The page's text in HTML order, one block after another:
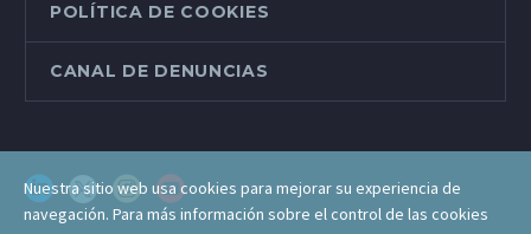
POLÍTICA DE COOKIES
CANAL DE DENUNCIAS
Nuestra sitio web usa cookies para mejorar su experiencia de
navegación. Para más información sobre el control de las cookies